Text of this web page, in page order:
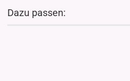
Dazu passen: